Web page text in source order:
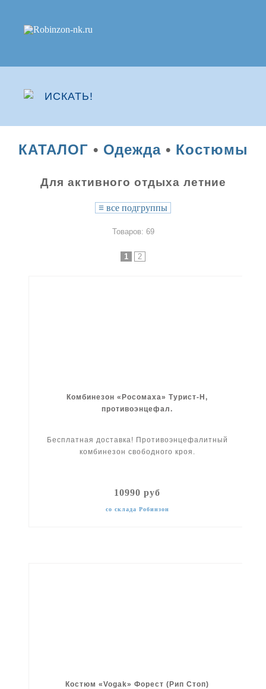
КАТАЛОГ • Одежда• Костюмы
Для активного отдыха летние
≡ все подгруппы
Товаров: 69
1 2
Комбинезон «Росомаха» Турист-Н,
противоэнцефал.
Бесплатная доставка! Противоэнцефалитный
комбинезон свободного кроя.
10990 руб
со склада Робинзон
Костюм «Vogak» Форест (Рип Стоп)